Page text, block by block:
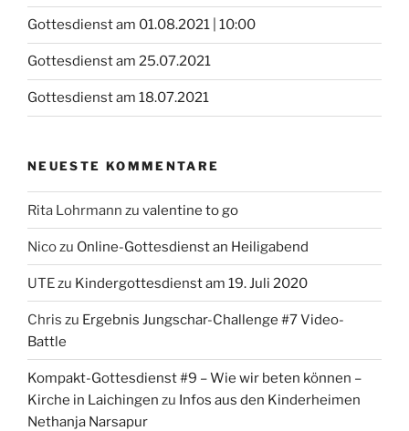
Gottesdienst am 01.08.2021 | 10:00
Gottesdienst am 25.07.2021
Gottesdienst am 18.07.2021
NEUESTE KOMMENTARE
Rita Lohrmann zu valentine to go
Nicozu Online-Gottesdienst an Heiligabend
UTEzu Kindergottesdienst am 19. Juli 2020
Chris zu Ergebnis Jungschar-Challenge #7 Video-
Battle
Kompakt-Gottesdienst #9 – Wie wir beten können –
Kirche in Laichingen zu Infos aus den Kinderheimen
Nethanja Narsapur